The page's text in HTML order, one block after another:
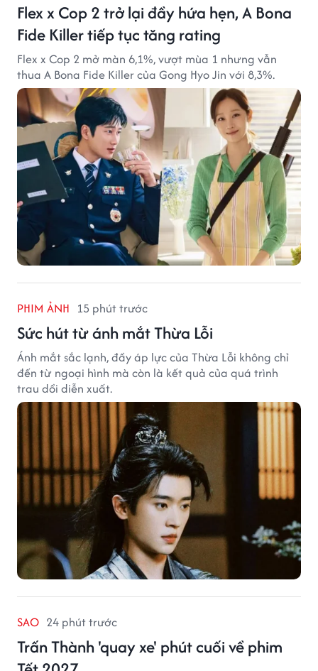
Flex x Cop 2 trở lại đầy hứa hẹn, A Bona
Fide Killer tiếp tục tăng rating
Flex x Cop 2 mở màn 6,1%, vượt mùa 1 nhưng vẫn
thua A Bona Fide Killer của Gong Hyo Jin với 8,3%.
PHIM ẢNH 15 phút trước
Sức hút từ ánh mắt Thừa Lỗi
Ánh mắt sắc lạnh, đầy áp lực của Thừa Lỗi không chỉ
đến từ ngoại hình mà còn là kết quả của quá trình
trau dồi diễn xuất.
SAO 24 phút trước
Trấn Thành 'quay xe' phút cuối về phim